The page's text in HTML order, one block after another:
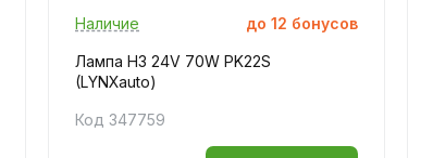
Наличие до 12 бонусов
Лампа H3 24V 70W PK22S
(LYNXauto)
Код 347759